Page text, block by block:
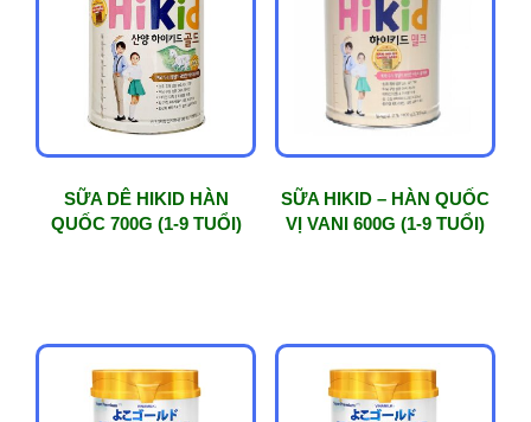
SỮA DÊ HIKID HÀN
QUỐC 700G (1-9 TUỔI)
SỮA HIKID – HÀN QUỐC
VỊ VANI 600G (1-9 TUỔI)